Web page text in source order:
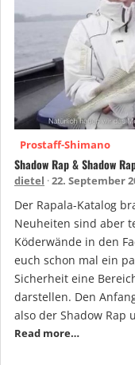
Prostaff-Shimano
Shadow Rap & Shadow
dietel 22. September
Der Rapala-Katalog
Neuheiten sind aber
Köderwände in den
euch schon mal ein
Sicherheit eine
darstellen. Den
also der Shadow Rap
Read more…